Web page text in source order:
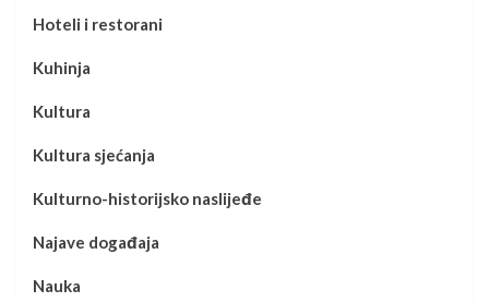
Hoteli i restorani
Kuhinja
Kultura
Kultura sjećanja
Kulturno-historijsko naslijeđe
Najave događaja
Nauka